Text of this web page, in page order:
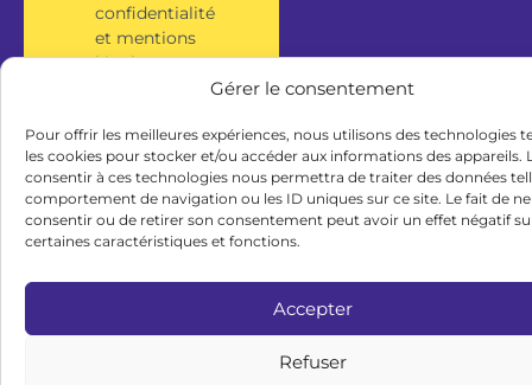
Gérer le consentement
Pour offrir les meilleures expériences, nous utilisons des technologies
les cookies pour stocker et/ou accéder aux informations des appareils.
consentir à ces technologies nous permettra de traiter des données
comportement de navigation ou les ID uniques sur ce site. Le fait de
consentir ou de retirer son consentement peut avoir un effet négatif
certaines caractéristiques et fonctions.
Accepter
Refuser
confidentialité
et mentions
légales.
S'inscrire